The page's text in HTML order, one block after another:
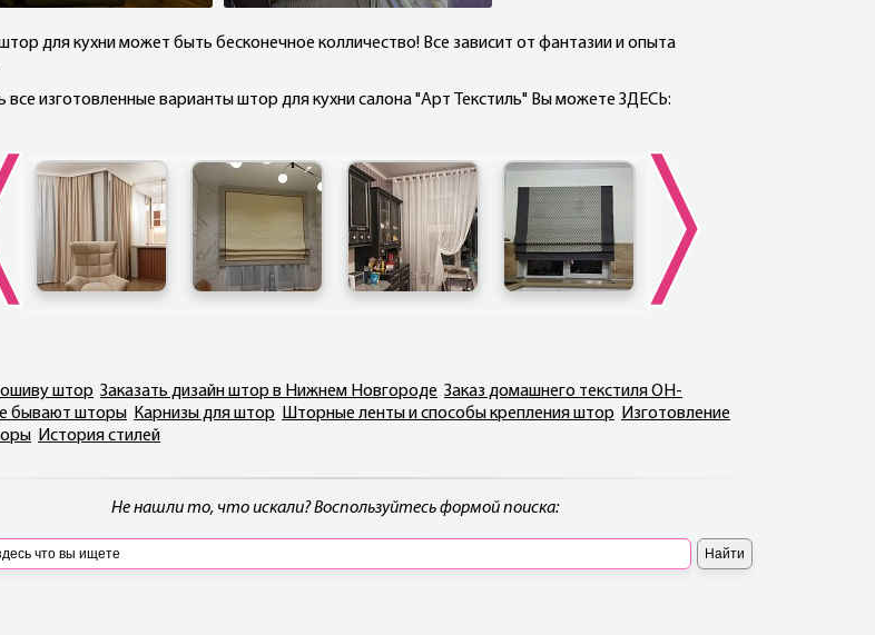
для кухни может быть бесконечное колличество! Все зависит от фантазии и опыта
все изготовленные варианты штор для кухни салона "Арт Текстиль" Вы можете ЗДЕСЬ:
штор Заказать дизайн штор в Нижнем Новгороде Заказ домашнего текстиля ОН-
бывают шторы Карнизы для штор Шторные ленты и способы крепления штор
Изготовление
История стилей
Не нашли то, что искали? Воспользуйтесь формой поиска: